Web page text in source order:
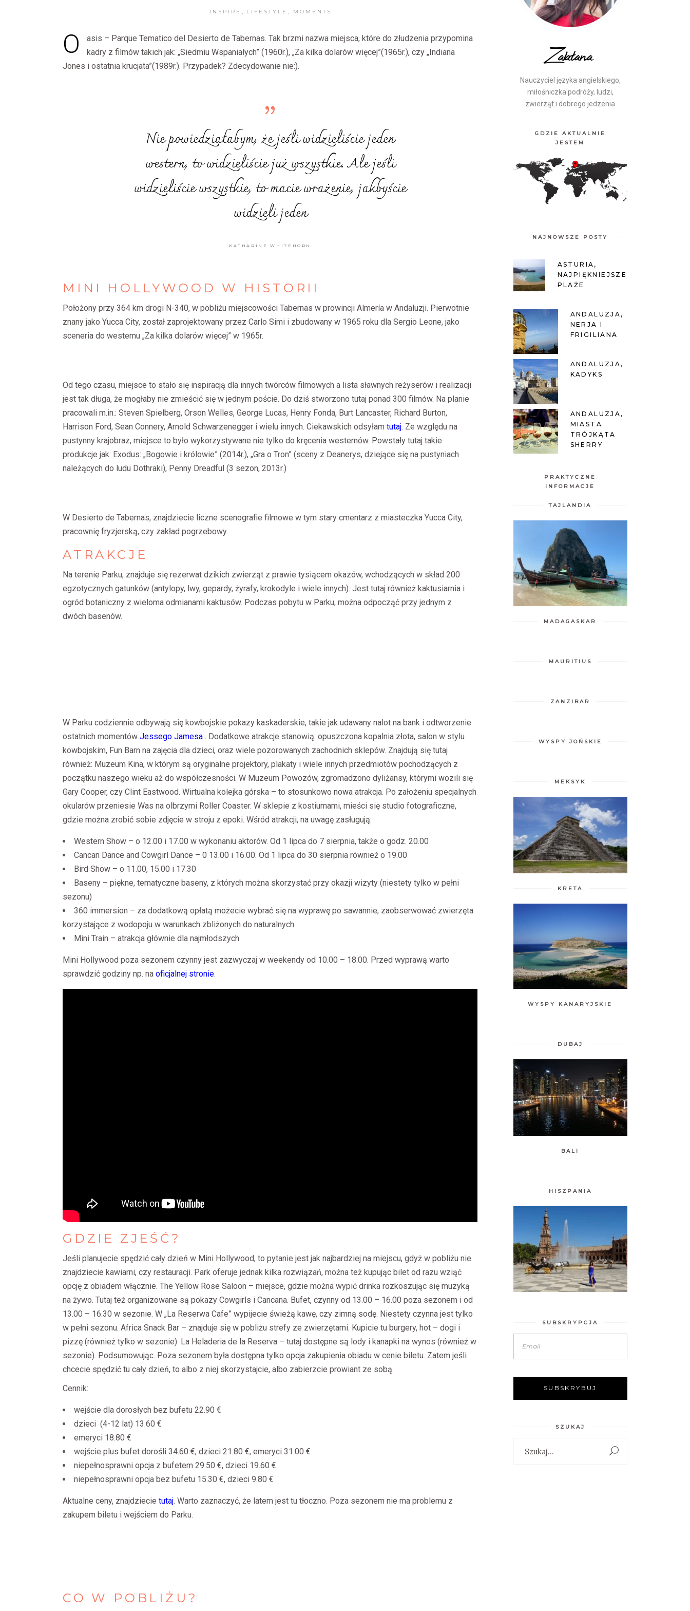
INSPIRE LIFESTYLE MOMENTS
O
asis – Parque Tematico del Desierto de Tabernas. Tak brzmi nazwa miejsca, które do złudzenia przypomina
kadry z filmów takich jak: „Siedmiu Wspaniałych” (1960r.), „Za kilka dolarów więcej”(1965r.), czy „Indiana
Jones i ostatnia krucjata”(1989r.). Przypadek? Zdecydowanie nie:).
Nie powiedziałabym, że jeśli widzieliście jeden
western, to widzieliście już wszystkie. Ale jeśli
widzieliście wszystkie, to macie wrażenie, jakbyście
widzieli jeden
KATHARINE WHITEHORN
MINI HOLLYWOOD W HISTORII
Położony przy 364 km drogi N-340, w pobliżu miejscowości Tabernas w prowincji Almería w Andaluzji. Pierwotnie
znany jako Yucca City, został zaprojektowany przez Carlo Simi i zbudowany w 1965 roku dla Sergio Leone, jako
sceneria do westernu „Za kilka dolarów więcej” w 1965r.
Od tego czasu, miejsce to stało się inspiracją dla innych twórców filmowych a lista sławnych reżyserów i realizacji
jest tak długa, że mogłaby nie zmieścić się w jednym poście. Do dziś stworzono tutaj ponad 300 filmów. Na planie
pracowali m.in.: Steven Spielberg, Orson Welles, George Lucas, Henry Fonda, Burt Lancaster, Richard Burton,
Harrison Ford, Sean Connery, Arnold Schwarzenegger i wielu innych. Ciekawskich odsyłam tutaj. Ze względu na
pustynny krajobraz, miejsce to było wykorzystywane nie tylko do kręcenia westernów. Powstały tutaj takie
produkcje jak: Exodus: „Bogowie i królowie” (2014r.), „Gra o Tron” (sceny z Deanerys, dziejące się na pustyniach
należących do ludu Dothraki), Penny Dreadful (3 sezon, 2013r.)
W Desierto de Tabernas, znajdziecie liczne scenografie filmowe w tym stary cmentarz z miasteczka Yucca City,
pracownię fryzjerską, czy zakład pogrzebowy.
ATRAKCJE
Na terenie Parku, znajduje się rezerwat dzikich zwierząt z prawie tysiącem okazów, wchodzących w skład 200
egzotycznych gatunków (antylopy, lwy, gepardy, żyrafy, krokodyle i wiele innych). Jest tutaj również kaktusiarnia i
ogród botaniczny z wieloma odmianami kaktusów. Podczas pobytu w Parku, można odpocząć przy jednym z
dwóch basenów.
W Parku codziennie odbywają się kowbojskie pokazy kaskaderskie, takie jak udawany nalot na bank i odtworzenie
ostatnich momentów Jessego Jamesa . Dodatkowe atrakcje stanowią: opuszczona kopalnia złota, salon w stylu
kowbojskim, Fun Barn na zajęcia dla dzieci, oraz wiele pozorowanych zachodnich sklepów. Znajdują się tutaj
również: Muzeum Kina, w którym są oryginalne projektory, plakaty i wiele innych przedmiotów pochodzących z
początku naszego wieku aż do współczesności. W Muzeum Powozów, zgromadzono dyliżansy, którymi wozili się
Gary Cooper, czy Clint Eastwood. Wirtualna kolejka górska – to stosunkowo nowa atrakcja. Po założeniu specjalnych
okularów przeniesie Was na olbrzymi Roller Coaster. W sklepie z kostiumami, mieści się studio fotograficzne,
gdzie można zrobić sobie zdjęcie w stroju z epoki. Wśród atrakcji, na uwagę zasługują:
Western Show – o 12.00 i 17.00 w wykonaniu aktorów. Od 1 lipca do 7 sierpnia, także o godz. 20.00
Cancan Dance and Cowgirl Dance – 0 13.00 i 16.00. Od 1 lipca do 30 sierpnia również o 19.00
Bird Show – o 11.00, 15.00 i 17.30
Baseny – piękne, tematyczne baseny, z których można skorzystać przy okazji wizyty (niestety tylko w pełni
sezonu)
360 immersion – za dodatkową opłatą możecie wybrać się na wyprawę po sawannie, zaobserwować zwierzęta
korzystające z wodopoju w warunkach zbliżonych do naturalnych
Mini Train – atrakcja głównie dla najmłodszych
Mini Hollywood poza sezonem czynny jest zazwyczaj w weekendy od 10.00 – 18.00. Przed wyprawą warto
sprawdzić godziny np. na oficjalnej stronie.
GDZIE ZJEŚĆ?
Jeśli planujecie spędzić cały dzień w Mini Hollywood, to pytanie jest jak najbardziej na miejscu, gdyż w pobliżu nie
znajdziecie kawiarni, czy restauracji. Park oferuje jednak kilka rozwiązań, można też kupując bilet od razu wziąć
opcję z obiadem włącznie. The Yellow Rose Saloon – miejsce, gdzie można wypić drinka rozkoszując się muzyką
na żywo. Tutaj też organizowane są pokazy Cowgirls i Cancana. Bufet, czynny od 13.00 – 16.00 poza sezonem i od
13.00 – 16.30 w sezonie. W „La Reserwa Cafe” wypijecie świeżą kawę, czy zimną sodę. Niestety czynna jest tylko
w pełni sezonu. Africa Snack Bar – znajduje się w pobliżu strefy ze zwierzętami. Kupicie tu burgery, hot – dogi i
pizzę (również tylko w sezonie). La Heladeria de la Reserva – tutaj dostępne są lody i kanapki na wynos (również w
sezonie). Podsumowując. Poza sezonem była dostępna tylko opcja zakupienia obiadu w cenie biletu. Zatem jeśli
chcecie spędzić tu cały dzień, to albo z niej skorzystajcie, albo zabierzcie prowiant ze sobą.
Cennik:
wejście dla dorosłych bez bufetu 22.90 €
dzieci (4-12 lat) 13.60 €
emeryci 18.80 €
wejście plus bufet dorośli 34.60 €, dzieci 21.80 €, emeryci 31.00 €
niepełnosprawni opcja z bufetem 29.50 €, dzieci 19.60 €
niepełnosprawni opcja bez bufetu 15.30 €, dzieci 9.80 €
Aktualne ceny, znajdziecie tutaj. Warto zaznaczyć, że latem jest tu tłoczno. Poza sezonem nie ma problemu z
zakupem biletu i wejściem do Parku.
CO W POBLIŻU?
Zalatana
Nauczyciel języka angielskiego,
miłośniczka podróży, ludzi,
zwierząt i dobrego jedzenia
GDZIE AKTUALNIE
JESTEM
NAJNOWSZE POSTY
ASTURIA,
NAJPIĘKNIEJSZE
PLAŻE
ANDALUZJA,
NERJA I
FRIGILIANA
ANDALUZJA,
KADYKS
ANDALUZJA,
MIASTA
TRÓJKĄTA
SHERRY
PRAKTYCZNE
INFORMACJE
TAJLANDIA
MADAGASKAR
MAURITIUS
ZANZIBAR
WYSPY JOŃSKIE
MEKSYK
KRETA
WYSPY KANARYJSKIE
DUBAJ
BALI
HISZPANIA
SUBSKRYPCJA
SZUKAJ